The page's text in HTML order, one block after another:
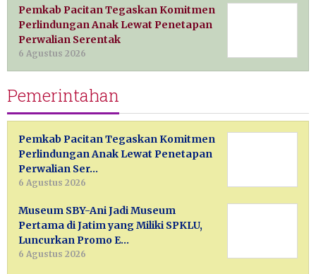
Pemkab Pacitan Tegaskan Komitmen
Perlindungan Anak Lewat Penetapan
Perwalian Serentak
6 Agustus 2026
Pemerintahan
Pemkab Pacitan Tegaskan Komitmen
Perlindungan Anak Lewat Penetapan
Perwalian Ser…
6 Agustus 2026
Museum SBY-Ani Jadi Museum
Pertama di Jatim yang Miliki SPKLU,
Luncurkan Promo E…
6 Agustus 2026